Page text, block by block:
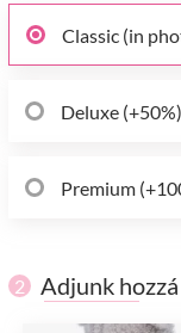
Classic (in
Deluxe (+50%)
Premium
2 Adjunk